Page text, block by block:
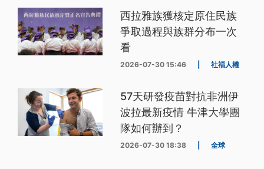
西拉雅族獲核定原住民族
爭取過程與族群分布一次
看
2026-07-30 15:46 社福人權
57天研發疫苗對抗非洲伊
波拉最新疫情 牛津大學團
隊如何辦到？
2026-07-30 18:38 全球